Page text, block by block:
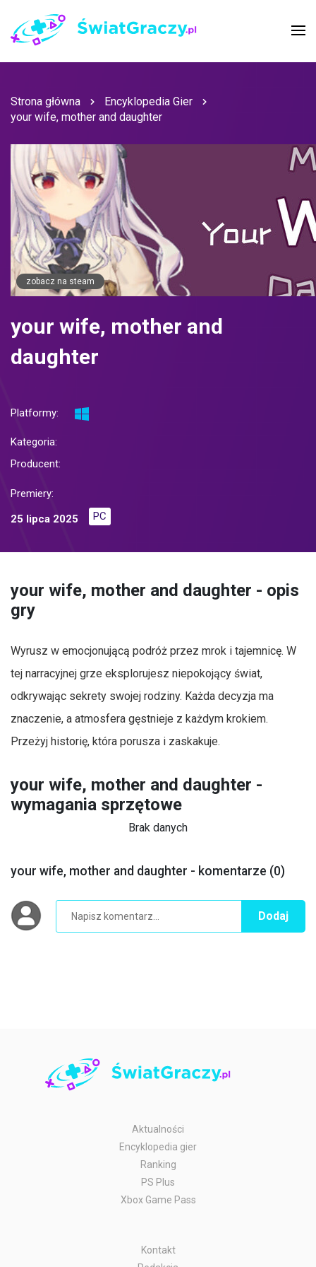
Strona główna
Encyklopedia Gier
your wife, mother and daughter
zobacz na steam
your wife, mother and
daughter
Platformy:
Kategoria:
Producent:
Premiery:
25 lipca 2025
PC
your wife, mother and daughter - opis
gry
Wyrusz w emocjonującą podróż przez mrok i tajemnicę. W
tej narracyjnej grze eksplorujesz niepokojący świat,
odkrywając sekrety swojej rodziny. Każda decyzja ma
znaczenie, a atmosfera gęstnieje z każdym krokiem.
Przeżyj historię, która porusza i zaskakuje.
your wife, mother and daughter -
wymagania sprzętowe
Brak danych
your wife, mother and daughter - komentarze (0)
Dodaj
Aktualności
Encyklopedia gier
Ranking
PS Plus
Xbox Game Pass
Kontakt